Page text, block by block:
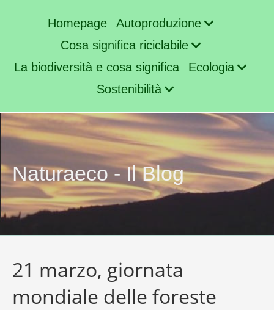
Homepage
Autoproduzione
Cosa significa riciclabile
La biodiversità e cosa significa
Ecologia
Sostenibilità
Naturaeco - Il Blog
21 marzo, giornata
mondiale delle foreste